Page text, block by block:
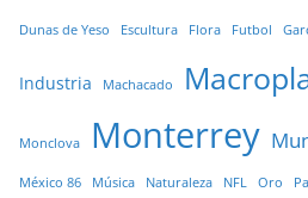
Dunas de Yeso Escultura Flora Futbol
Industria Machacado
Monclova Monterrey
México 86 Música Naturaleza NFL Oro